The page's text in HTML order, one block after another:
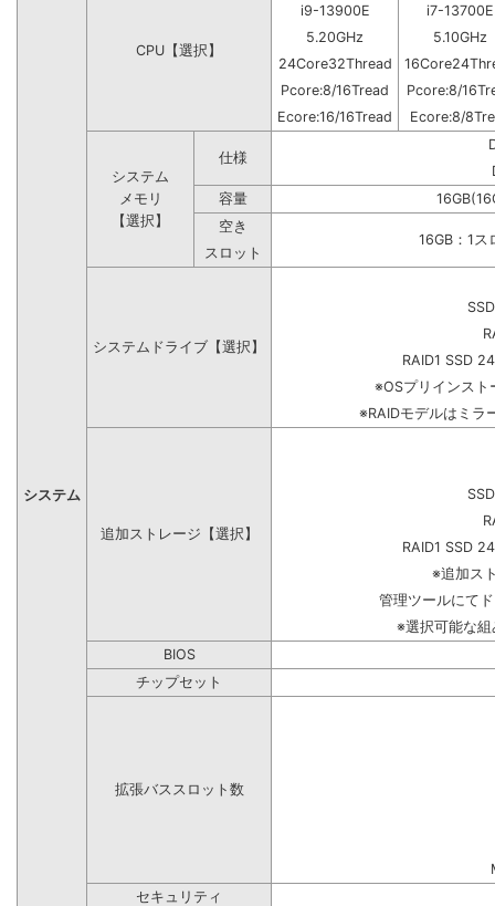
システム
CPU【選択】
i9-13900E
i7-13700E
5.20GHz
5.10GHz
24Core32Thread
Pcore:8/16Tread
Pcore:8/
Ecore:16/16Tread
Ecore:8/
システム
メモリ
【選択】
仕様
容量
空き
16GB：1
スロット
システムドライブ【選択】
RAID1 SSD
※OSプリインスト
※RAIDモデルはミラ
追加ストレージ【選択】
RAID1 SSD
※追加ス
管理ツールにて
※選択可能な
BIOS
チップセット
拡張バススロット数
セキュリティ